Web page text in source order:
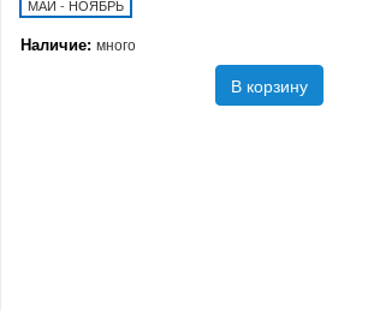
МАЙ - НОЯБРЬ
Наличие: много
В корзину